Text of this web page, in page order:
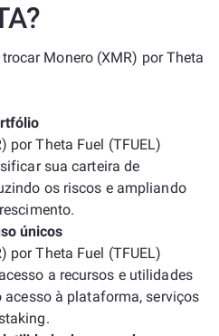
Monero (XMR) por Theta
por Theta Fuel (TFUEL)
sua carteira de
os riscos e ampliando
únicos
por Theta Fuel (TFUEL)
a recursos e utilidades
à plataforma, serviços